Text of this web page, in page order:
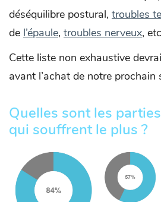
déséquilibre postural, troubles
de l’épaule, troubles nerveux,
Cette liste non exhaustive
avant l’achat de notre prochain
Quelles sont les
qui souffrent le plus ?